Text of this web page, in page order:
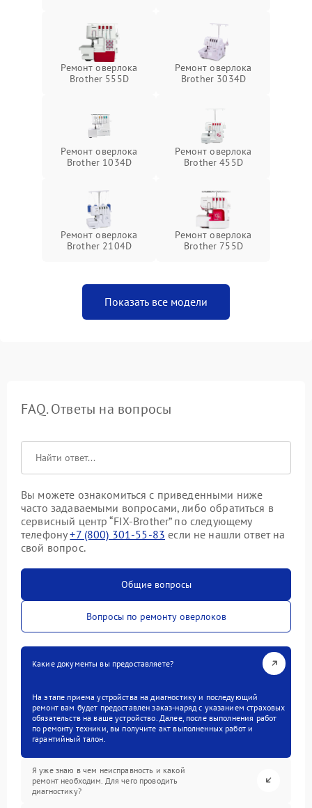
Ремонт оверлока
Brother 555D
Ремонт оверлока
Brother 3034D
Ремонт оверлока
Brother 1034D
Ремонт оверлока
Brother 455D
Ремонт оверлока
Brother 2104D
Ремонт оверлока
Brother 755D
Показать все модели
FAQ. Ответы на вопросы
Вы можете ознакомиться с приведенными ниже
часто задаваемыми вопросами, либо обратиться в
сервисный центр “FIX-Brother” по следующему
телефону+7 (800) 301-55-83 если не нашли ответ на
свой вопрос.
Общие вопросы
Вопросы по ремонту оверлоков
Какие документы вы предоставляете?
На этапе приема устройства на диагностику и последующий
ремонт вам будет предоставлен заказ-наряд с указанием страховых
обязательств на ваше устройство. Далее, после выполнения работ
по ремонту техники, вы получите акт выполненных работ и
гарантийный талон.
Я уже знаю в чем неисправность и какой
ремонт необходим. Для чего проводить
диагностику?